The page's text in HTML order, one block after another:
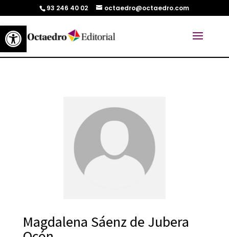
Abrir barra de herramientas
93 246 40 02 octaedro@octaedro.com
Magdalena Sáenz de Jubera